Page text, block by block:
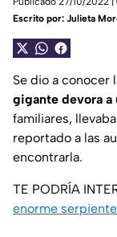
Escrito por: Julieta
Se dio a conocer
gigante devora a
familiares,
reportado a las
encontrarla.
TE PODRÍA
enorme serpiente